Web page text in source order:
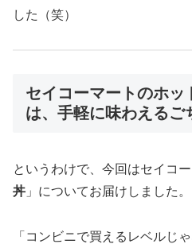
した（笑）
セイコーマートのホッ
は、手軽に味わえるご
というわけで、今回はセイコ
丼 」についてお届けしました。
「コンビニで買えるレベルじ